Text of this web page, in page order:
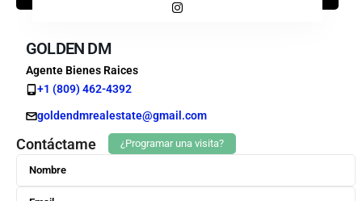
GOLDEN DM
Agente Bienes Raices
+1 (809) 462-4392
goldendmrealestate@gmail.com
Contáctame ¿Programar una visita?